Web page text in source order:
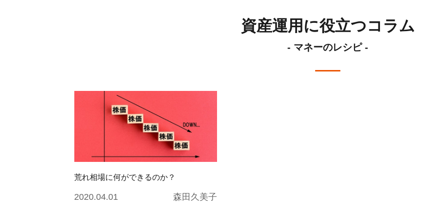
資産運用に役立つコラム
- マネーのレシピ -
荒れ相場に何ができるのか？
2020.04.01 森田久美子